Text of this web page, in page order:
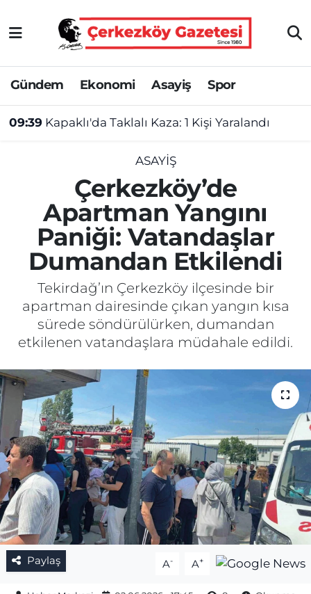
Gündem Ekonomi Asayiş Spor
09:39 Kapaklı'da Taklalı Kaza: 1 Kişi Yaralandı
ASAYIŞ
Çerkezköy’de
Apartman Yangını
Paniği: Vatandaşlar
Dumandan Etkilendi
Tekirdağ’ın Çerkezköy ilçesinde bir
apartman dairesinde çıkan yangın kısa
sürede söndürülürken, dumandan
etkilenen vatandaşlara müdahale edildi.
Paylaş A- A+
Asayiş
Ekonomi
Gündem
Kültür&Sanat
Manşet
SAĞLIK
Spor
Gizlilik Sözleşmesi
İletişim
Künye
Topluluk Kuralları
Yayın İlkeleri
Tekirdağ Nöbetçi Eczaneler
Tekirdağ Hava Durumu
Tekirdağ Namaz Vakitleri
Tekirdağ Trafik Yoğunluk Haritası
Süper Lig Puan Durumu ve Fikstür
Tüm Manşetler
Son Dakika Haberleri
Haber Arşivi